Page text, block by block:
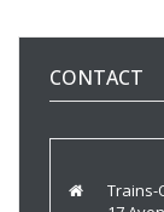
CONTACT
Trains-